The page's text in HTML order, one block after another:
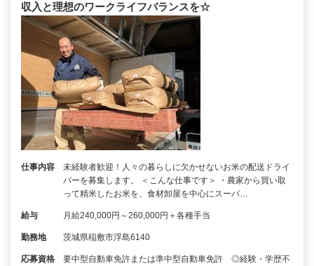
収入と理想のワークライフバランスを☆
仕事内容
未経験者歓迎！人々の暮らしに欠かせないお米の配送ドライ
バーを募集します。 ＜こんな仕事です＞ ・農家から買い取
って精米したお米を、食材卸屋を中心にスーパ…
給与 月給240,000円～260,000円＋各種手当
勤務地 茨城県稲敷市浮島6140
応募資格
要中型自動車免許または準中型自動車免許 ◎経験・学歴不